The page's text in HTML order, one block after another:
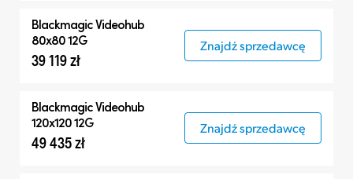
Blackmagic Videohub
80x80 12G
39 119 zł
Znajdź sprzedawcę
Blackmagic Videohub
120x120 12G
49 435 zł
Znajdź sprzedawcę